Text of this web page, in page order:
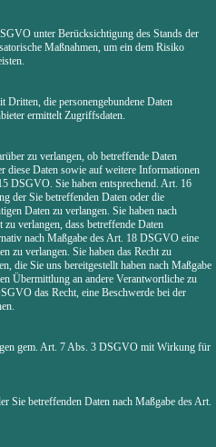
unter Berücksichtigung des Stands der
Maßnahmen, um ein dem Risiko
Dritten, die personengebundene Daten
ermittelt Zugriffsdaten.
zu verlangen, ob betreffende Daten
diese Daten sowie auf weitere Informationen
DSGVO. Sie haben entsprechend. Art. 16
der Sie betreffenden Daten oder die
Daten zu verlangen. Sie haben nach
verlangen, dass betreffende Daten
nach Maßgabe des Art. 18 DSGVO eine
zu verlangen. Sie haben das Recht zu
die Sie uns bereitgestellt haben nach Maßgabe
Übermittlung an andere Verantwortliche zu
das Recht, eine Beschwerde bei der
gem. Art. 7 Abs. 3 DSGVO mit Wirkung für
Sie betreffenden Daten nach Maßgabe des Art.